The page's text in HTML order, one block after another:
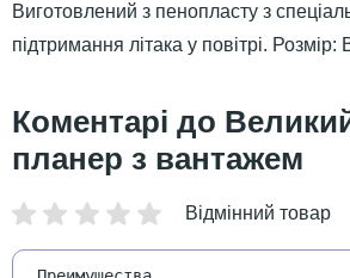
Виготовлений з пенопласту з
підтримання літака у повітрі. Розмір:
планер з вантажем